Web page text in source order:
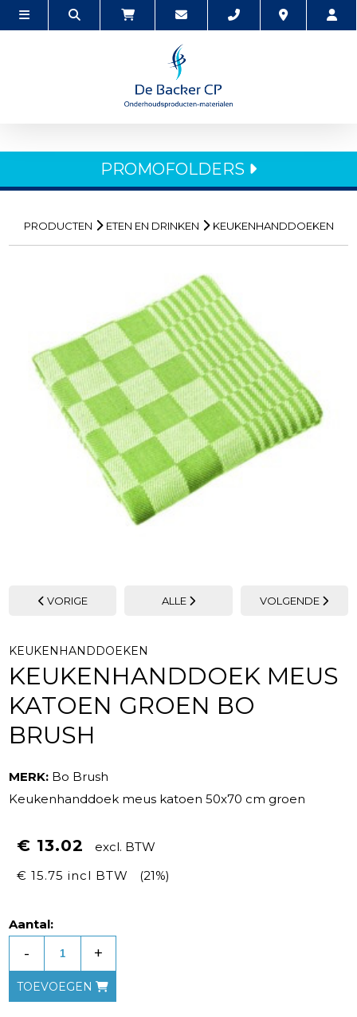
PROMOFOLDERS
PRODUCTEN ETEN EN DRINKEN KEUKENHANDDOEKEN
VORIGE ALLE VOLGENDE
KEUKENHANDDOEKEN
KEUKENHANDDOEK MEUS
KATOEN GROEN BO
BRUSH
MERK: Bo Brush
Keukenhanddoek meus katoen 50x70 cm groen
€ 13.02
excl. BTW
€ 15.75 incl BTW
(21%)
Aantal:
- +
TOEVOEGEN